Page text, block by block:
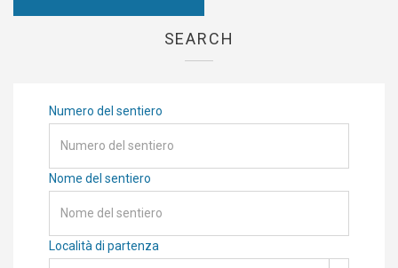
SEARCH
Numero del sentiero
Nome del sentiero
Località di partenza